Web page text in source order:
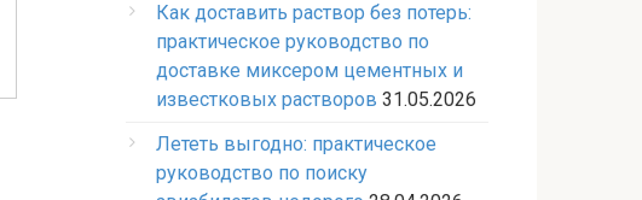
Как доставить раствор без потерь:
практическое руководство по
доставке миксером цементных и
известковых растворов 31.05.2026
Лететь выгодно: практическое
руководство по поиску